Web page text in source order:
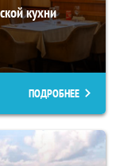
кухни
ПОДРОБНЕЕ